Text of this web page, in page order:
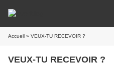
Accueil » VEUX-TU RECEVOIR ?
VEUX-TU RECEVOIR ?